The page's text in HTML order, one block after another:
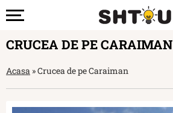
CRUCEA DE PE CARAIMAN
Acasa »Crucea de pe Caraiman